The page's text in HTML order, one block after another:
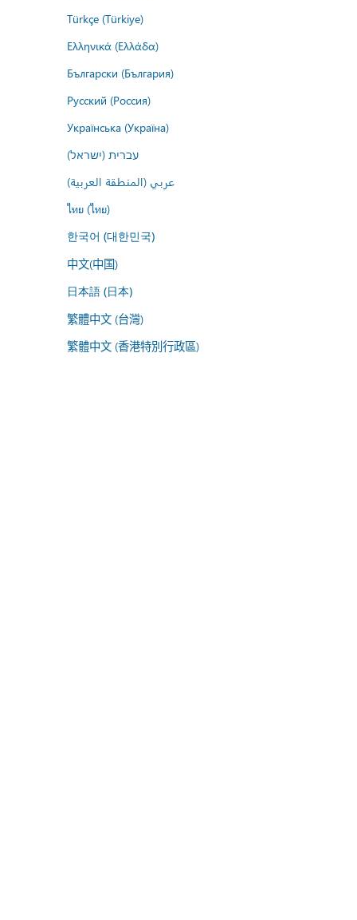
Türkçe (Türkiye)
Ελληνικά (Ελλάδα)
Български (България)
Русский (Россия)
Українська (Україна)
עברית (ישראל)
عربي (المنطقة العربية)
ไทย (ไทย)
한국어 (대한민국)
中文(中国)
日本語 (日本)
繁體中文 (台灣)
繁體中文 (香港特別行政區)